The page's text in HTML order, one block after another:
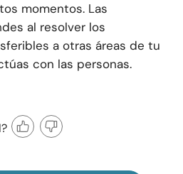
momentos. Las
al resolver los
a otras áreas de tu
con las personas.